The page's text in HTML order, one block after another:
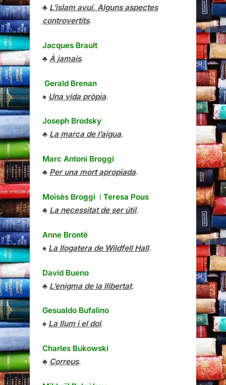
♣ L’islam avui. Alguns aspectes
controvertits.
Jacques Brault
♣ À jamais.
Gerald Brenan
♠ Una vida pròpia.
Joseph Brodsky
♣ La marca de l’aigua.
Marc Antoni Broggi
♣ Per una mort apropiada.
Moisès Broggi i Teresa Pous
♣ La necessitat de ser útil.
Anne Brontë
♠ La llogatera de Wildfell Hall.
David Bueno
♣ L’enigma de la llibertat.
Gesualdo Bufalino
♠ La llum i el dol.
Charles Bukowski
♣ Correus.